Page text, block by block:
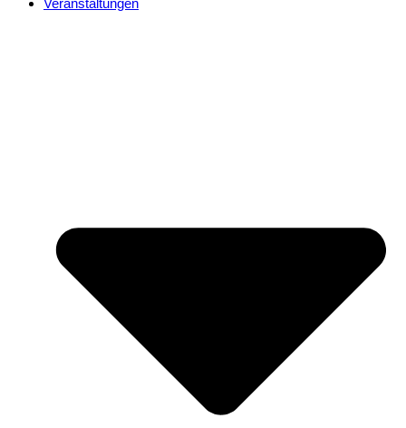
Veranstaltungen